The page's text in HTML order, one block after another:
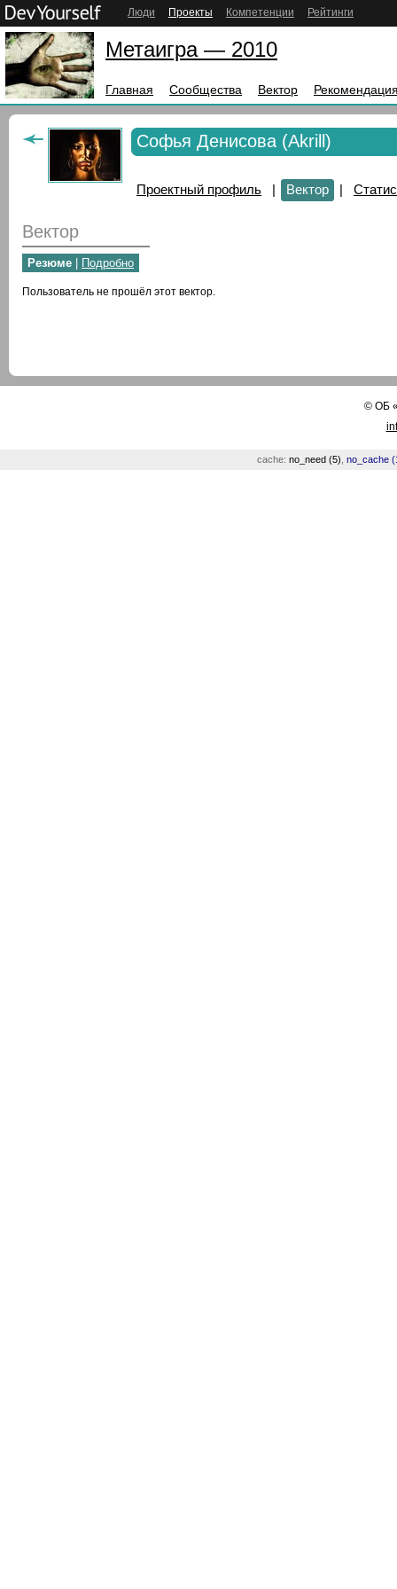
Люди Проекты Компетенции Рейтинги
Метаигра — 2010
Главная Сообщества Вектор
Софья Денисова (Akrill)
Проектный профиль | Вектор |
Вектор
Резюме Подробно
Пользователь не прошёл этот вектор.
©ОБ
cache: no_need (5) no_cache